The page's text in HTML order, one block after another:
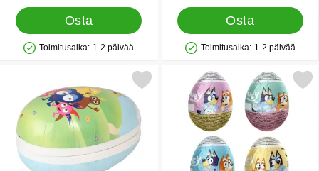
Osta
Saatavuus: Varastossa
Toimitusaika: 1-2 päivää
Osta
Saatavuus: Varastossa
Toimitusaika: 1-2 päivää
Merkitse babblarna Pääsiäismuna 8x12 cm suosikiksi
Merkitse bluey Suklaamuna